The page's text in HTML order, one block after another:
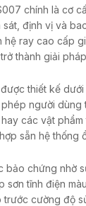
chính là cơ
định vị và
hệ ray cao cấp
thành giải
thiết kế
người
các vật
sẵn hệ thống
bảo chứng nhờ
sơn tĩnh điện
cường độ